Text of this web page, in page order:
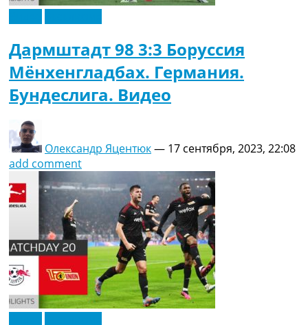
Дармштадт 98 3:3 Боруссия
Мёнхенгладбах. Германия.
Бундеслига. Видео
Олександр Яцентюк— 17 сентября, 2023, 22:08
add comment